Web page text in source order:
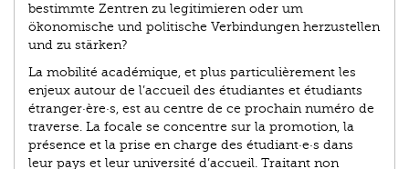
bestimmte Zentren zu legitimieren oder um
ökonomische und politische Verbindungen herzustellen
und zu stärken?
La mobilité académique, et plus particulièrement les
enjeux autour de l’accueil des étudiantes et étudiants
étranger·ère·s, est au centre de ce prochain numéro de
traverse. La focale se concentre sur la promotion, la
présence et la prise en charge des étudiant·e·s dans
leur pays et leur université d’accueil. Traitant non